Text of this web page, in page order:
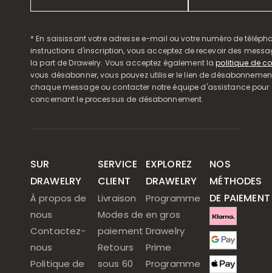
* En saisissant votre adresse e-mail ou votre numéro de
instructions d'inscription, vous acceptez de recevoir des
la part de Drawelry. Vous acceptez également lapolitique de
vous désabonner, vous pouvez utiliser le lien de
chaque message ou contacter notre équipe d'assistance pour
concernant le processus de désabonnement.
SUR
DRAWELRY
À propos de
nous
Contactez-
nous
Politique de
SERVICE
CLIENT
Livraison
Modes de
paiement
Retours
sous 60
EXPLOREZ
DRAWELRY
Programme
en gros
Drawelry
Prime
Programme
NOS
MÉTHODES
DE PAIEMENT